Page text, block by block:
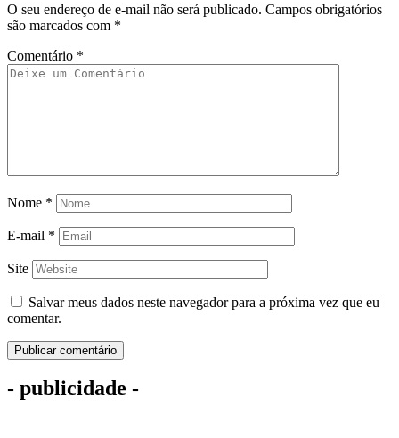
O seu endereço de e-mail não será publicado. Campos obrigatórios
são marcados com *
Comentário *
Nome *
E-mail *
Site
Salvar meus dados neste navegador para a próxima vez que eu
comentar.
- publicidade -